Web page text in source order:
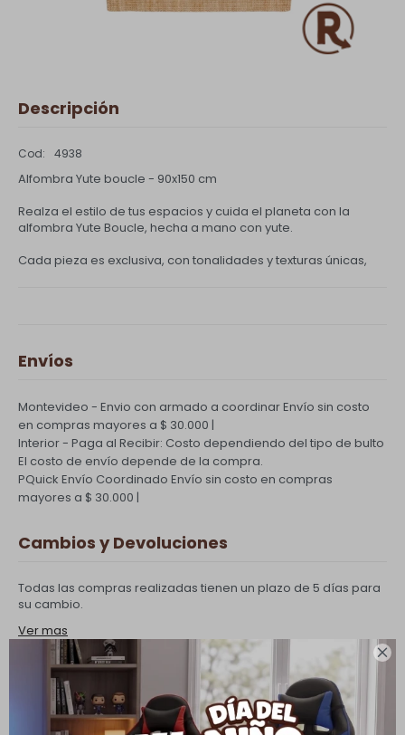

Descripción
4938
Alfombra Yute boucle - 90x150 cm
Realza el estilo de tus espacios y cuida el planeta con la
alfombra Yute Boucle, hecha a mano con yute.
Cada pieza es exclusiva, con tonalidades y texturas únicas,
Envíos
Montevideo - Envio con armado a coordinarEnvío sin costo
en compras mayores a $ 30.000 |
Interior - Paga al Recibir: Costo dependiendo del tipo de bulto
El costo de envío depende de la compra.
PQuick Envío Coordinado Envío sin costo en compras
mayores a $ 30.000 |
Cambios y Devoluciones
Todas las compras realizadas tienen un plazo de 5 días para
su cambio.
Ver mas
Medios de pago